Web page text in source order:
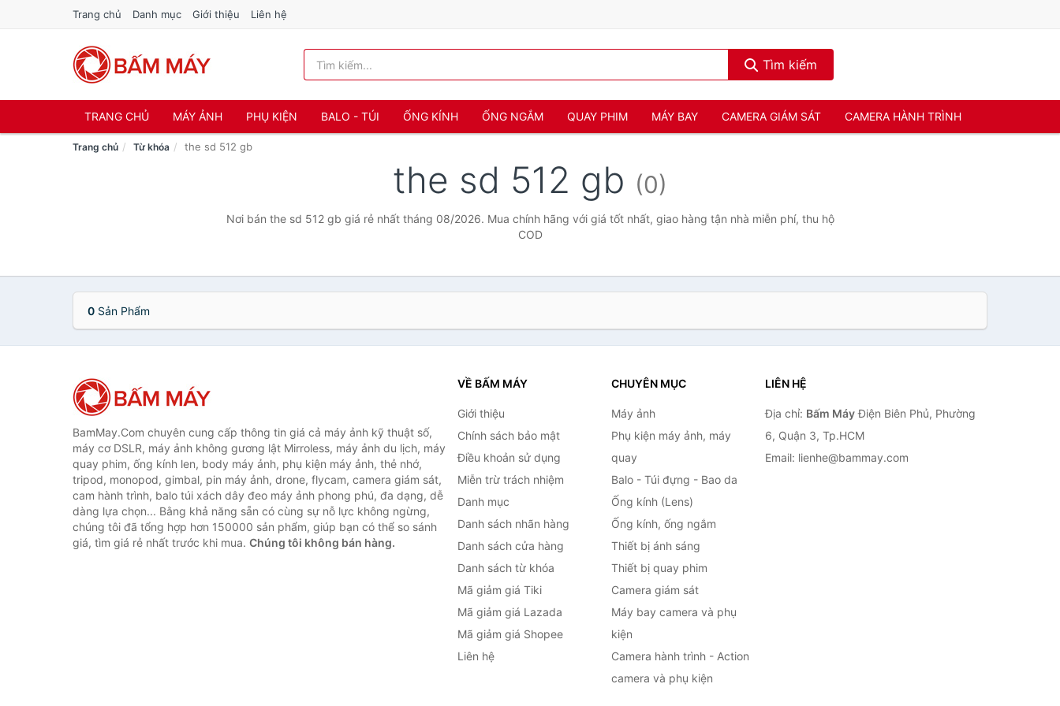
Trang chủ Danh mục Giới thiệu Liên hệ
Tìm kiếm
TRANG CHỦ MÁY ẢNH PHỤ KIỆN BALO - TÚI ỐNG KÍNH ỐNG NGẮM QUAY PHIM MÁY BAY CAMERA GIÁM SÁT CAMERA HÀNH TRÌNH
Trang chủ Từ khóa the sd 512 gb
the sd 512 gb (0)
Nơi bán the sd 512 gb giá rẻ nhất tháng 08/2026. Mua chính hãng với giá tốt nhất, giao hàng tận nhà miễn phí, thu hộ
COD
0 Sản Phẩm
BamMay.Com chuyên cung cấp thông tin giá cả máy ảnh kỹ thuật số,
máy cơ DSLR, máy ảnh không gương lật Mirroless, máy ảnh du lịch, máy
quay phim, ống kính len, body máy ảnh, phụ kiện máy ảnh, thẻ nhớ,
tripod, monopod, gimbal, pin máy ảnh, drone, flycam, camera giám sát,
cam hành trình, balo túi xách dây đeo máy ảnh phong phú, đa dạng, dễ
dàng lựa chọn... Bằng khả năng sẵn có cùng sự nỗ lực không ngừng,
chúng tôi đã tổng hợp hơn 150000 sản phẩm, giúp bạn có thể so sánh
giá, tìm giá rẻ nhất trước khi mua. Chúng tôi không bán hàng.
VỀ BẤM MÁY
Giới thiệu
Chính sách bảo mật
Điều khoản sử dụng
Miễn trừ trách nhiệm
Danh mục
Danh sách nhãn hàng
Danh sách cửa hàng
Danh sách từ khóa
Mã giảm giá Tiki
Mã giảm giá Lazada
Mã giảm giá Shopee
Liên hệ
CHUYÊN MỤC
Máy ảnh
Phụ kiện máy ảnh, máy
quay
Balo - Túi đựng - Bao da
Ống kính (Lens)
Ống kính, ống ngắm
Thiết bị ánh sáng
Thiết bị quay phim
Camera giám sát
Máy bay camera và phụ
kiện
Camera hành trình - Action
camera và phụ kiện
LIÊN HỆ
Địa chỉ: Bấm MáyĐiện Biên Phủ, Phường
6, Quận 3, Tp.HCM
Email: lienhe@bammay.com